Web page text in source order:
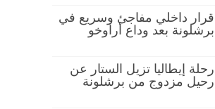
قرار داخلي مفاجئ وسريع في
برشلونة بعد وداع أراوخو
رحلة إيطاليا تزيل الستار عن
رحيل مزدوج من برشلونة